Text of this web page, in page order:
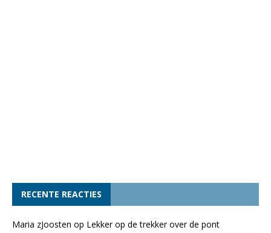
RECENTE REACTIES
Maria zJoosten op Lekker op de trekker over de pont